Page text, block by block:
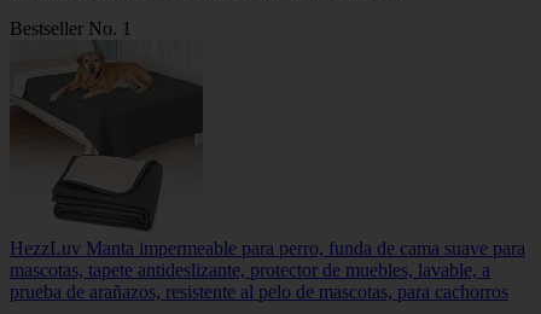
Bestseller No. 1
HezzLuv Manta impermeable para perro, funda de cama suave para
mascotas, tapete antideslizante, protector de muebles, lavable, a
prueba de arañazos, resistente al pelo de mascotas, para cachorros